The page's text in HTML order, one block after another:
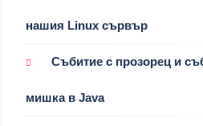
нашия Linux сървър
Събитие с прозорец и
мишка в Java